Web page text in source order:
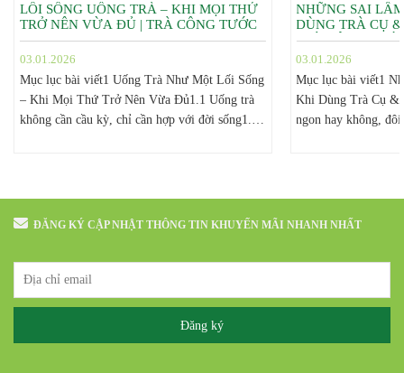
LỐI SỐNG UỐNG TRÀ – KHI MỌI THỨ
TRỞ NÊN VỪA ĐỦ | TRÀ CÔNG TƯỚC
03.01.2026
Mục lục bài viết1 Uống Trà Như Một Lối Sống
– Khi Mọi Thứ Trở Nên Vừa Đủ1.1 Uống trà
không cần cầu kỳ, chỉ cần hợp với đời sống1.2
NHỮNG SAI
DÙNG TRÀ CỤ
TRÀ CÔNG
03.01.2026
Mục lục bài viết1
Khi Dùng Trà Cụ &
ngon hay không,
Sai lầm1.3.2...
ĐĂNG KÝ CẬP NHẬT THÔNG TIN KHUYẾN MÃI NHANH NHẤT